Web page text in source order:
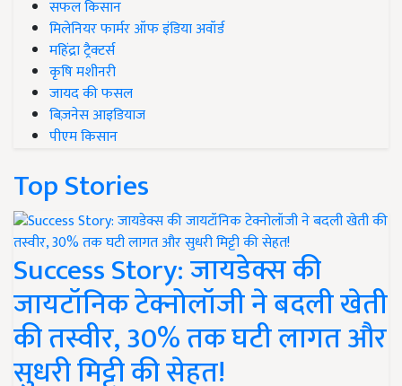
सफल किसान
मिलेनियर फार्मर ऑफ इंडिया अवॉर्ड
महिंद्रा ट्रैक्टर्स
कृषि मशीनरी
जायद की फसल
बिज़नेस आइडियाज
पीएम किसान
Top Stories
Success Story: जायडेक्स की
जायटॉनिक टेक्नोलॉजी ने बदली खेती
की तस्वीर, 30% तक घटी लागत और
सुधरी मिट्टी की सेहत!